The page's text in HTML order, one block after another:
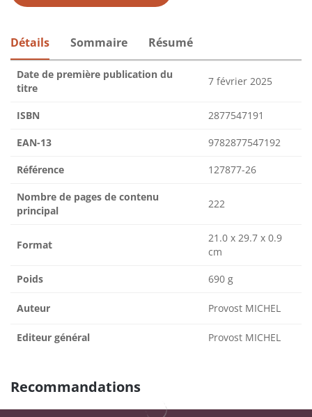
Détails Sommaire Résumé
Date de première publication du
titre
7 février 2025
ISBN 2877547191
EAN-13 9782877547192
Référence 127877-26
Nombre de pages de contenu
principal
222
Format
21.0 x 29.7 x 0.9
cm
Poids 690 g
Auteur Provost MICHEL
Editeur général Provost MICHEL
Recommandations